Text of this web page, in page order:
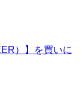
）】を買いに